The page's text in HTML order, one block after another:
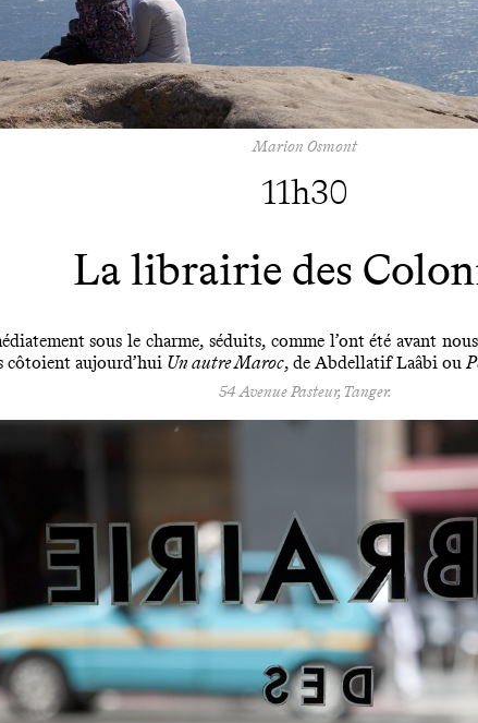
Marion Osmont
11h30
La librairie des
sous le charme, séduits, comme l’ont été avant
côtoient aujourd’hui Un autre Maroc, de Abdellatif Laâbi ou
54 Avenue Pasteur, Tanger.